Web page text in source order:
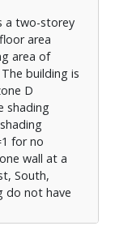
του
Τ.Ε.Ε.-
μελέτες
a two-storey
area
area of
building is
D
shading
for no
wall at a
South,
do not have